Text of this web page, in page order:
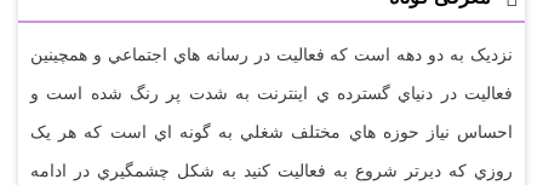
نزديک به دو دهه است که فعاليت در رسانه هاي اجتماعي و همچينين
فعاليت در دنياي گسترده ي اينترنت به شدت پر رنگ شده است و
احساس نياز حوزه هاي مختلف شغلي به گونه اي است که هر يک
روزي که ديرتر شروع به فعاليت کنيد به شکل چشمگيري در ادامه